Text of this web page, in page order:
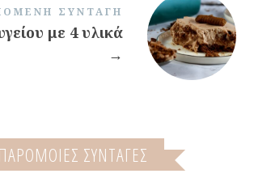
ΣΥΝΤΑΓΉ
με 4 υλικά
→
ΠΑΡΌΜΟΙΕΣ ΣΥΝΤΑΓΈΣ